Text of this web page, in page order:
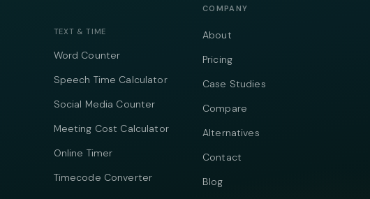
TEXT & TIME
Word Counter
Speech Time Calculator
Social Media Counter
Meeting Cost Calculator
Online Timer
Timecode Converter
COMPANY
About
Pricing
Case Studies
Compare
Alternatives
Contact
Blog